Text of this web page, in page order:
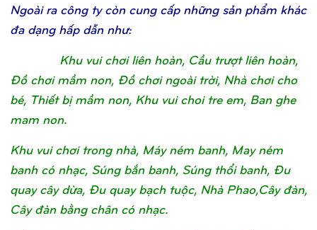
Ngoài ra công ty còn cung cấp những sản phẩm khác
đa dạng hấp dẫn như:
Khu vui chơi liên hoàn, Cầu trượt liên hoàn,
Đồ chơi mầm non, Đồ chơi ngoài trời, Nhà chơi cho
bé, Thiết bị mầm non, Khu vui choi tre em, Ban ghe
mam non.
Khu vui chơi trong nhà, Máy ném banh, May ném
banh có nhạc, Súng bắn banh, Súng thổi banh, Đu
quay cây dừa, Đu quay bạch tuộc, Nhà Phao,Cây đàn,
Cây đàn bằng chân có nhạc.